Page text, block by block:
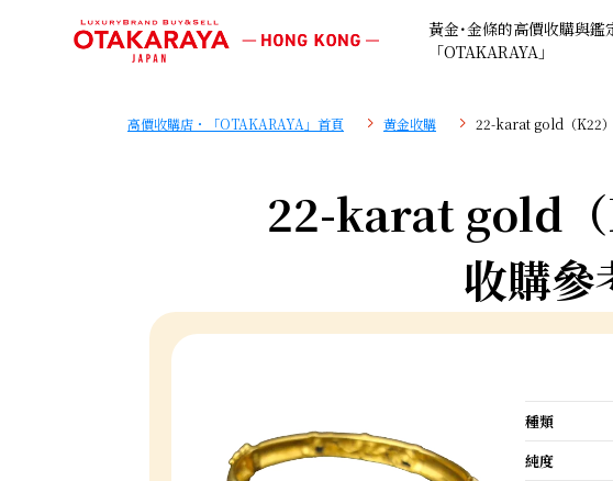
黃金･金條的高價收購與
「OTAKARAYA」
高價收購店・「OTAKARAYA」首頁 黄金收購 22-karat gold（K22
22-karat gold
收購參
種類
純度